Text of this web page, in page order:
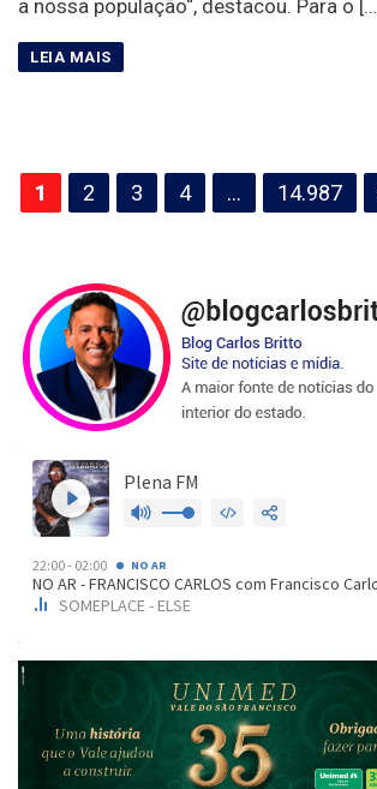
a nossa população“, destacou. Para o […]
Paginação
de
1 2 3 4 … 14.987